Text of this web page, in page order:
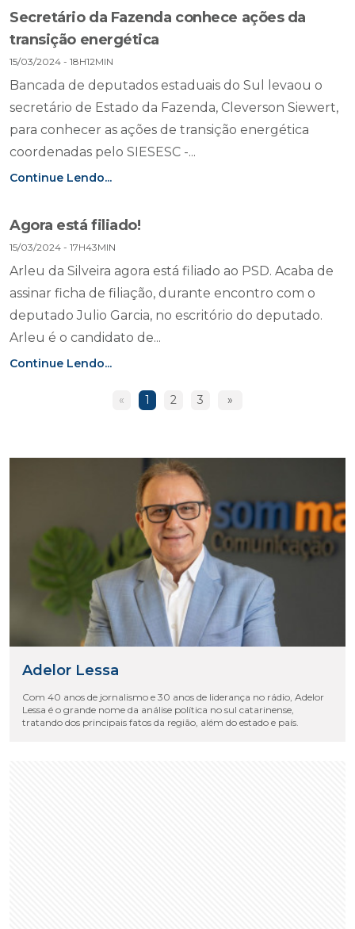
Secretário da Fazenda conhece ações da
transição energética
15/03/2024 - 18H12MIN
Bancada de deputados estaduais do Sul levaou o
secretário de Estado da Fazenda, Cleverson Siewert,
para conhecer as ações de transição energética
coordenadas pelo SIESESC -...
Continue Lendo...
Agora está filiado!
15/03/2024 - 17H43MIN
Arleu da Silveira agora está filiado ao PSD. Acaba de
assinar ficha de filiação, durante encontro com o
deputado Julio Garcia, no escritório do deputado.
Arleu é o candidato de...
Continue Lendo...
« 1 2 3 »
Adelor Lessa
Com 40 anos de jornalismo e 30 anos de liderança no rádio, Adelor
Lessa é o grande nome da análise política no sul catarinense,
tratando dos principais fatos da região, além do estado e país.